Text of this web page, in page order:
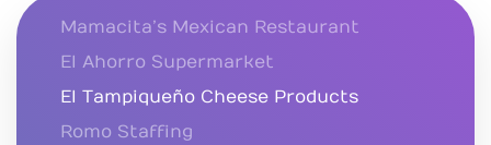
Mamacita’s Mexican Restaurant
El Ahorro Supermarket
El Tampiqueño Cheese Products
Romo Staffing